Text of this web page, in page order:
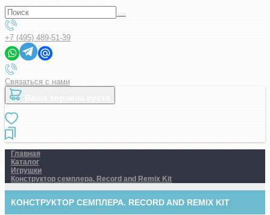
+7 (495) 489-51-39
Связаться с нами
Главная
Каталог
Игрушки
Конструктор семплера. Record and Remix Kit
КОНСТРУКТОР СЕМПЛЕРА. RECORD AND REMIX KIT